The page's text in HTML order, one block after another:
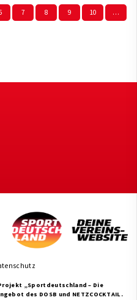
7 8 9 10 …
„Sportdeutschland – Die
des DOSB und NETZCOCKTAIL.